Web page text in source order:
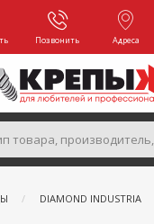
Позвонить Адреса
DIAMOND INDUSTRIA